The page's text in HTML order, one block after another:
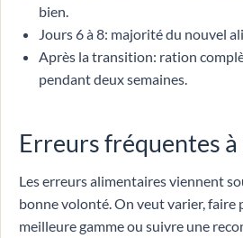
bien.
Jours 6 à 8: majorité du nouvel
Après la transition: ration
pendant deux semaines.
Erreurs fréquentes
Les erreurs alimentaires viennent
bonne volonté. On veut varier, faire
meilleure gamme ou suivre une